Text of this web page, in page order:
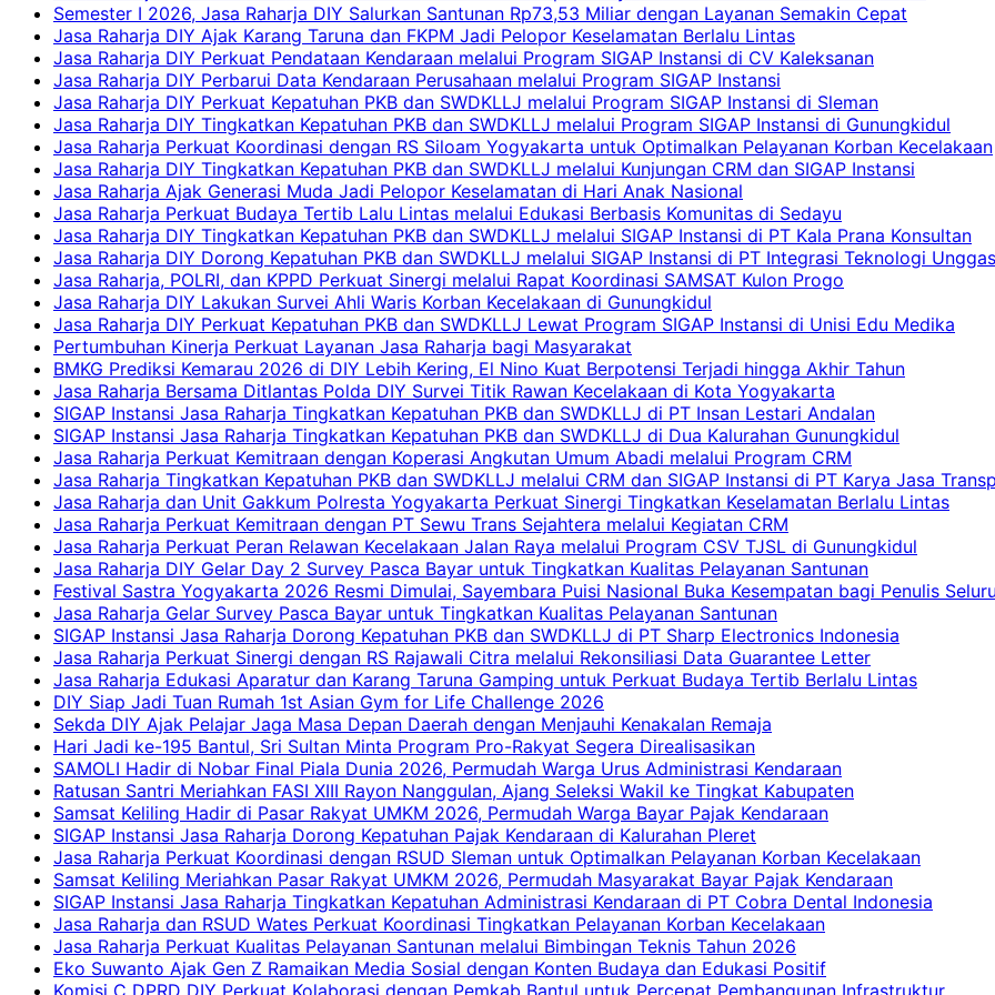
Semester I 2026, Jasa Raharja DIY Salurkan Santunan Rp73,53 Miliar dengan Layanan Semakin Cepat
Jasa Raharja DIY Ajak Karang Taruna dan FKPM Jadi Pelopor Keselamatan Berlalu Lintas
Jasa Raharja DIY Perkuat Pendataan Kendaraan melalui Program SIGAP Instansi di CV Kaleksanan
Jasa Raharja DIY Perbarui Data Kendaraan Perusahaan melalui Program SIGAP Instansi
Jasa Raharja DIY Perkuat Kepatuhan PKB dan SWDKLLJ melalui Program SIGAP Instansi di Sleman
Jasa Raharja DIY Tingkatkan Kepatuhan PKB dan SWDKLLJ melalui Program SIGAP Instansi di Gunungkidul
Jasa Raharja Perkuat Koordinasi dengan RS Siloam Yogyakarta untuk Optimalkan Pelayanan Korban Kecelakaan
Jasa Raharja DIY Tingkatkan Kepatuhan PKB dan SWDKLLJ melalui Kunjungan CRM dan SIGAP Instansi
Jasa Raharja Ajak Generasi Muda Jadi Pelopor Keselamatan di Hari Anak Nasional
Jasa Raharja Perkuat Budaya Tertib Lalu Lintas melalui Edukasi Berbasis Komunitas di Sedayu
Jasa Raharja DIY Tingkatkan Kepatuhan PKB dan SWDKLLJ melalui SIGAP Instansi di PT Kala Prana Konsultan
Jasa Raharja DIY Dorong Kepatuhan PKB dan SWDKLLJ melalui SIGAP Instansi di PT Integrasi Teknologi Unggas
Jasa Raharja, POLRI, dan KPPD Perkuat Sinergi melalui Rapat Koordinasi SAMSAT Kulon Progo
Jasa Raharja DIY Lakukan Survei Ahli Waris Korban Kecelakaan di Gunungkidul
Jasa Raharja DIY Perkuat Kepatuhan PKB dan SWDKLLJ Lewat Program SIGAP Instansi di Unisi Edu Medika
Pertumbuhan Kinerja Perkuat Layanan Jasa Raharja bagi Masyarakat
BMKG Prediksi Kemarau 2026 di DIY Lebih Kering, El Nino Kuat Berpotensi Terjadi hingga Akhir Tahun
Jasa Raharja Bersama Ditlantas Polda DIY Survei Titik Rawan Kecelakaan di Kota Yogyakarta
SIGAP Instansi Jasa Raharja Tingkatkan Kepatuhan PKB dan SWDKLLJ di PT Insan Lestari Andalan
SIGAP Instansi Jasa Raharja Tingkatkan Kepatuhan PKB dan SWDKLLJ di Dua Kalurahan Gunungkidul
Jasa Raharja Perkuat Kemitraan dengan Koperasi Angkutan Umum Abadi melalui Program CRM
Jasa Raharja Tingkatkan Kepatuhan PKB dan SWDKLLJ melalui CRM dan SIGAP Instansi di PT Karya Jasa
Jasa Raharja dan Unit Gakkum Polresta Yogyakarta Perkuat Sinergi Tingkatkan Keselamatan Berlalu Lintas
Jasa Raharja Perkuat Kemitraan dengan PT Sewu Trans Sejahtera melalui Kegiatan CRM
Jasa Raharja Perkuat Peran Relawan Kecelakaan Jalan Raya melalui Program CSV TJSL di Gunungkidul
Jasa Raharja DIY Gelar Day 2 Survey Pasca Bayar untuk Tingkatkan Kualitas Pelayanan Santunan
Festival Sastra Yogyakarta 2026 Resmi Dimulai, Sayembara Puisi Nasional Buka Kesempatan bagi Penulis
Jasa Raharja Gelar Survey Pasca Bayar untuk Tingkatkan Kualitas Pelayanan Santunan
SIGAP Instansi Jasa Raharja Dorong Kepatuhan PKB dan SWDKLLJ di PT Sharp Electronics Indonesia
Jasa Raharja Perkuat Sinergi dengan RS Rajawali Citra melalui Rekonsiliasi Data Guarantee Letter
Jasa Raharja Edukasi Aparatur dan Karang Taruna Gamping untuk Perkuat Budaya Tertib Berlalu Lintas
DIY Siap Jadi Tuan Rumah 1st Asian Gym for Life Challenge 2026
Sekda DIY Ajak Pelajar Jaga Masa Depan Daerah dengan Menjauhi Kenakalan Remaja
Hari Jadi ke-195 Bantul, Sri Sultan Minta Program Pro-Rakyat Segera Direalisasikan
SAMOLI Hadir di Nobar Final Piala Dunia 2026, Permudah Warga Urus Administrasi Kendaraan
Ratusan Santri Meriahkan FASI XIII Rayon Nanggulan, Ajang Seleksi Wakil ke Tingkat Kabupaten
Samsat Keliling Hadir di Pasar Rakyat UMKM 2026, Permudah Warga Bayar Pajak Kendaraan
SIGAP Instansi Jasa Raharja Dorong Kepatuhan Pajak Kendaraan di Kalurahan Pleret
Jasa Raharja Perkuat Koordinasi dengan RSUD Sleman untuk Optimalkan Pelayanan Korban Kecelakaan
Samsat Keliling Meriahkan Pasar Rakyat UMKM 2026, Permudah Masyarakat Bayar Pajak Kendaraan
SIGAP Instansi Jasa Raharja Tingkatkan Kepatuhan Administrasi Kendaraan di PT Cobra Dental Indonesia
Jasa Raharja dan RSUD Wates Perkuat Koordinasi Tingkatkan Pelayanan Korban Kecelakaan
Jasa Raharja Perkuat Kualitas Pelayanan Santunan melalui Bimbingan Teknis Tahun 2026
Eko Suwanto Ajak Gen Z Ramaikan Media Sosial dengan Konten Budaya dan Edukasi Positif
Komisi C DPRD DIY Perkuat Kolaborasi dengan Pemkab Bantul untuk Percepat Pembangunan Infrastruktur